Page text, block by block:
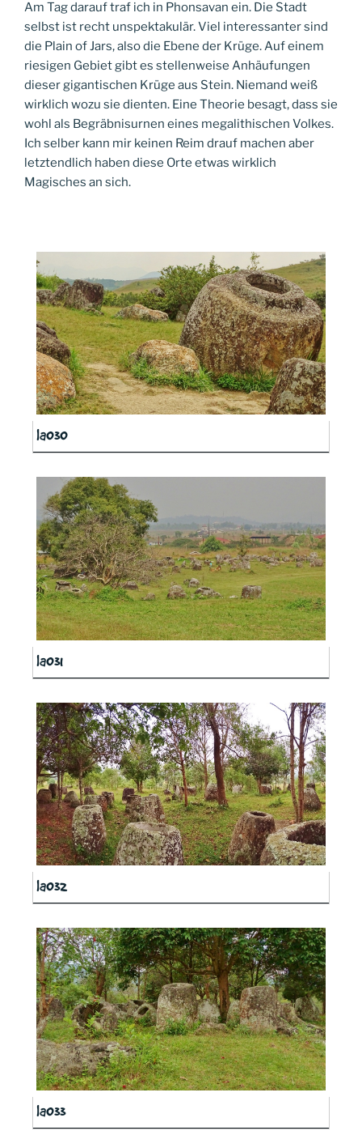
Am Tag darauf traf ich in Phonsavan ein. Die Stadt
selbst ist recht unspektakulär. Viel interessanter sind
die Plain of Jars, also die Ebene der Krüge. Auf einem
riesigen Gebiet gibt es stellenweise Anhäufungen
dieser gigantischen Krüge aus Stein. Niemand weiß
wirklich wozu sie dienten. Eine Theorie besagt, dass sie
wohl als Begräbnisurnen eines megalithischen Volkes.
Ich selber kann mir keinen Reim drauf machen aber
letztendlich haben diese Orte etwas wirklich
Magisches an sich.
la030
la031
la032
la033